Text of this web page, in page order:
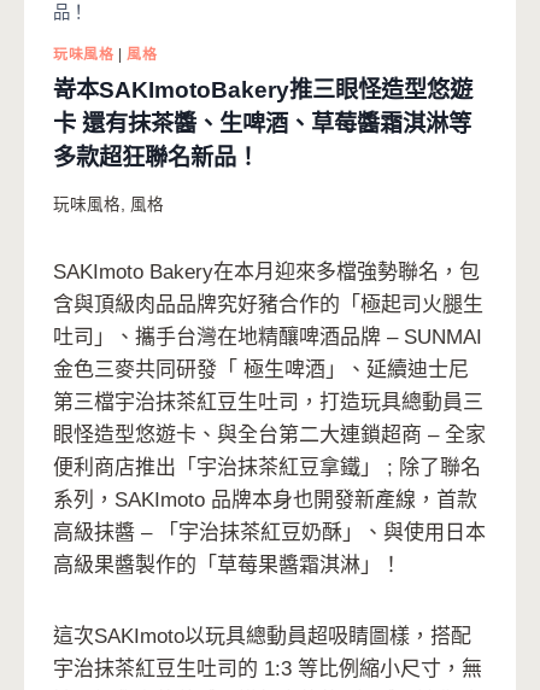
品！
玩味風格 |風格
嵜本SAKImotoBakery推三眼怪造型悠遊
卡 還有抹茶醬、生啤酒、草莓醬霜淇淋等
多款超狂聯名新品！
玩味風格 風格
SAKImoto Bakery在本月迎來多檔強勢聯名，包
含與頂級肉品品牌究好豬合作的「極起司火腿生
吐司」、攜手台灣在地精釀啤酒品牌 – SUNMAI
金色三麥共同研發「 極生啤酒」、延續迪士尼
第三檔宇治抹茶紅豆生吐司，打造玩具總動員三
眼怪造型悠遊卡、與全台第二大連鎖超商 – 全家
便利商店推出「宇治抹茶紅豆拿鐵」 ; 除了聯名
系列，SAKImoto 品牌本身也開發新產線，首款
高級抹醬 – 「宇治抹茶紅豆奶酥」、與使用日本
高級果醬製作的「草莓果醬霜淇淋」！
這次SAKImoto以玩具總動員超吸睛圖樣，搭配
宇治抹茶紅豆生吐司的 1:3 等比例縮小尺寸，無